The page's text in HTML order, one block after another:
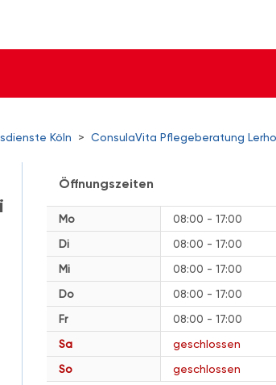
Köln > ConsulaVita Pflegeberatung
Öffnungszeiten
Mo
08:00 - 17:00
Di
08:00 - 17:00
Mi
08:00 - 17:00
Do
08:00 - 17:00
Fr
08:00 - 17:00
Sa
geschlossen
So
geschlossen